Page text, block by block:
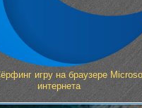
игру на браузере
интернета